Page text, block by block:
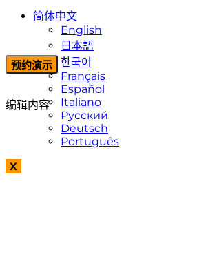
简体中文
English
日本語
한국어
Français
Español
Italiano
Русский
Deutsch
Português
X
预约演示
编辑内容